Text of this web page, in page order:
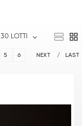
30 LOTTI
5 6 NEXT LAST